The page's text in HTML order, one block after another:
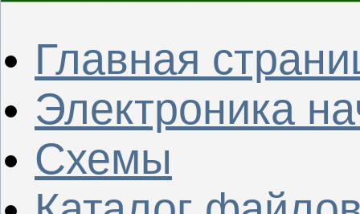
Главная
Электроника
Схемы